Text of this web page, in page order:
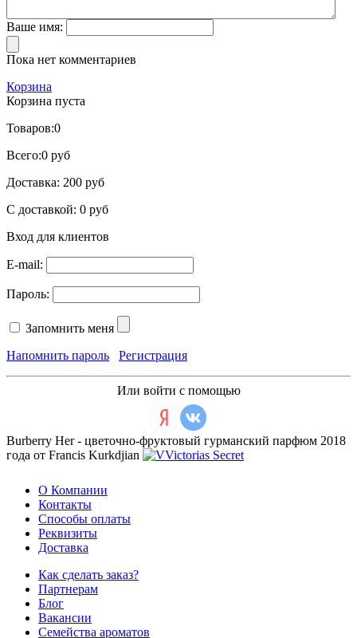
Ваше имя:
Пока нет комментариев
Корзина
Корзина пуста
Товаров:0
Всего:0 руб
Доставка: 200 руб
С доставкой: 0 руб
Вход для клиентов
E-mail:
Пароль:
Запомнить меня
Напомнить пароль
Регистрация
Или войти с помощью
Burberry Her - цветочно-фруктовый гурманский парфюм 2018
года от Francis Kurkdjian
О Компании
Контакты
Способы оплаты
Реквизиты
Доставка
Как сделать заказ?
Партнерам
Блог
Вакансии
Семейства ароматов